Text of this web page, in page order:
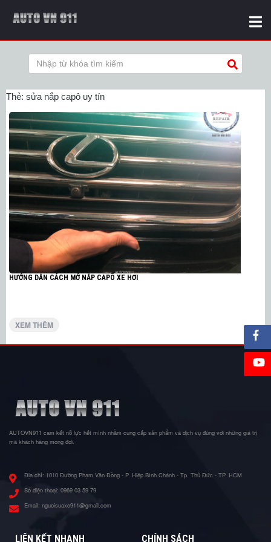
Thẻ: sửa nắp capô uy tín
HƯỚNG DẪN CÁCH MỞ NẮP CAPÔ XE HƠI
XEM THÊM
AUTOVN911 cam kết nỗ lực hết mình nhằm cung cấp sản phẩm và dịch vụ đúng với những giá trị
mà khách hàng mong đợi.
Địa chỉ: 1010 Đường Phạm Văn Đồng - P. Hiệp Bình Chánh - Tp. Thủ Đức - TP. HCM
Số điện thoại: 0969 03 59 79
Email: nguoisuaxe911@gmail.com
LIÊN KẾT NHANH CHÍNH SÁCH